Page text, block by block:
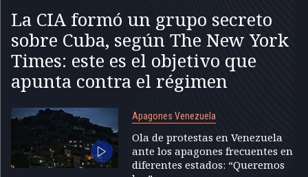
La CIA formó un grupo secreto
sobre Cuba, según The New York
Times: este es el objetivo que
apunta contra el régimen
Apagones Venezuela
Ola de protestas en Venezuela
ante los apagones frecuentes en
diferentes estados: “Queremos